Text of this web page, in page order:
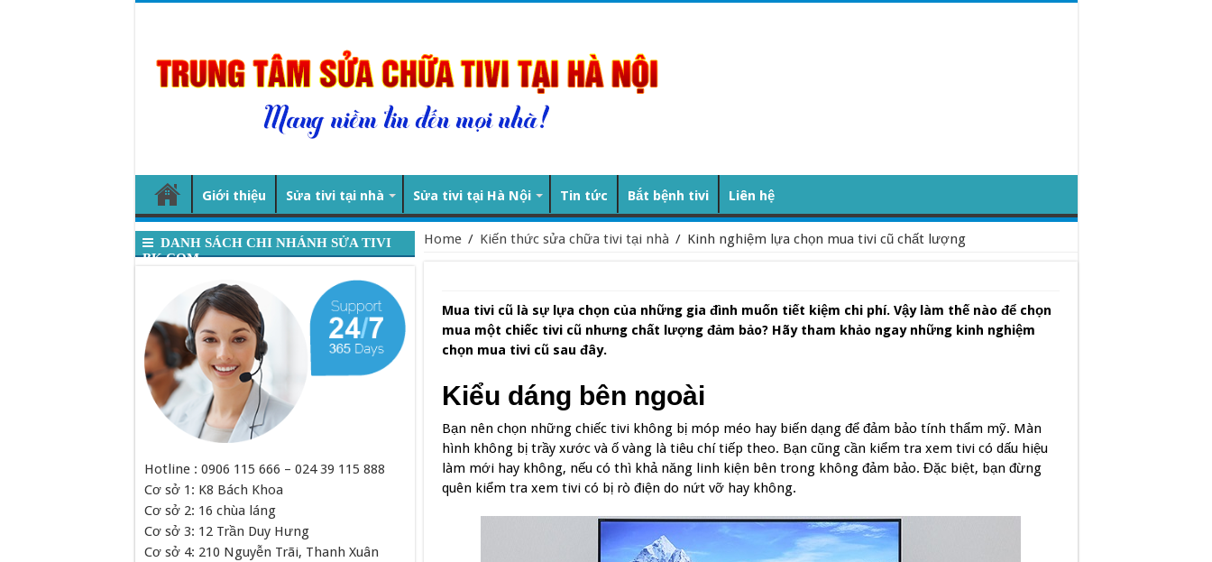
Giới thiệu Sửa tivi tại nhà Sửa tivi tại Hà Nội Tin tức Bắt bệnh tivi Liên hệ
Home / Kiến thức sửa chữa tivi tại nhà / Kinh nghiệm lựa chọn mua tivi cũ chất lượng
Mua tivi cũ là sự lựa chọn của những gia đình muốn tiết kiệm chi phí. Vậy làm thế nào để chọn
mua một chiếc tivi cũ nhưng chất lượng đảm bảo? Hãy tham khảo ngay những kinh nghiệm
chọn mua tivi cũ sau đây.
Kiểu dáng bên ngoài
Bạn nên chọn những chiếc tivi không bị móp méo hay biến dạng để đảm bảo tính thẩm mỹ. Màn
hình không bị trầy xước và ố vàng là tiêu chí tiếp theo. Bạn cũng cần kiểm tra xem tivi có dấu hiệu
làm mới hay không, nếu có thì khả năng linh kiện bên trong không đảm bảo. Đặc biệt, bạn đừng
quên kiểm tra xem tivi có bị rò điện do nứt vỡ hay không.
DANH SÁCH CHI NHÁNH SỬA TIVI
BK.COM
Hotline : 0906 115 666 – 024 39 115 888
Cơ sở 1: K8 Bách Khoa
Cơ sở 2: 16 chùa láng
Cơ sở 3: 12 Trần Duy Hưng
Cơ sở 4: 210 Nguyễn Trãi, Thanh Xuân